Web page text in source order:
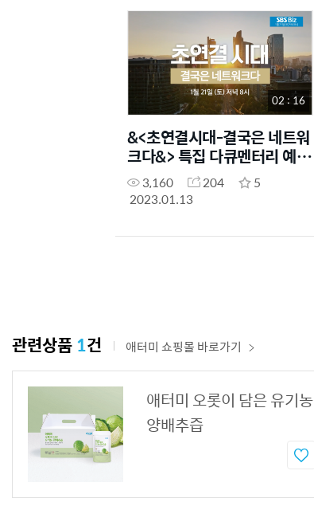
02 : 16
&<초연결시대-결국은 네트워
크다&> 특집 다큐멘터리 예고
편 3,160 204
5
2023.01.13
관련상품1건 애터미 쇼핑몰 바로가기
애터미 오롯이 담은 유기농
양배추즙